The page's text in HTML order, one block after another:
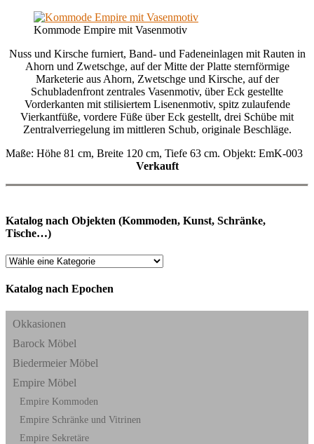
Kommode Empire mit Vasenmotiv
Nuss und Kirsche furniert, Band- und Fadeneinlagen mit Rauten in
Ahorn und Zwetschge, auf der Mitte der Platte sternförmige
Marketerie aus Ahorn, Zwetschge und Kirsche, auf der
Schubladenfront zentrales Vasenmotiv, über Eck gestellte
Vorderkanten mit stilisiertem Lisenenmotiv, spitz zulaufende
Vierkantfüße, vordere Füße über Eck gestellt, drei Schübe mit
Zentralverriegelung im mittleren Schub, originale Beschläge.
Maße: Höhe 81 cm, Breite 120 cm, Tiefe 63 cm. Objekt: EmK-003
Verkauft
Katalog nach Objekten (Kommoden, Kunst, Schränke,
Tische…)
Katalog nach Epochen
Okkasionen
Barock Möbel
Biedermeier Möbel
Empire Möbel
Empire Kommoden
Empire Schränke und Vitrinen
Empire Sekretäre